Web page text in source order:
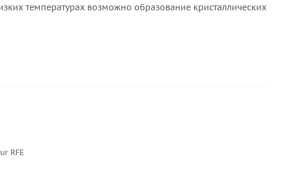
температурах возможно образование кристаллических
RFE